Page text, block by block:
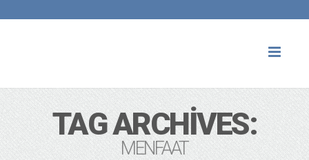
TAG ARCHIVES:
MENFAAT